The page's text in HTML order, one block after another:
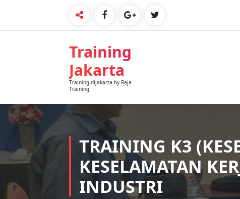
Training
Jakarta
Training dijakarta by Raja
Training
TRAINING K3
KESELAMATAN
INDUSTRI